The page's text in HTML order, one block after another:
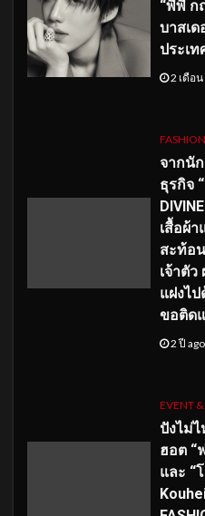
“พีพี ก
บาสเ
ประเท
2 เดือน
FASHION
จากนั
ธุรกิจ
เสื้อผ้
สะท้อ
เจ้าตัว
แฝงไ
ขอติด
2 ปี ago
EVENT
ปังไม่
ฮอต “
และ “